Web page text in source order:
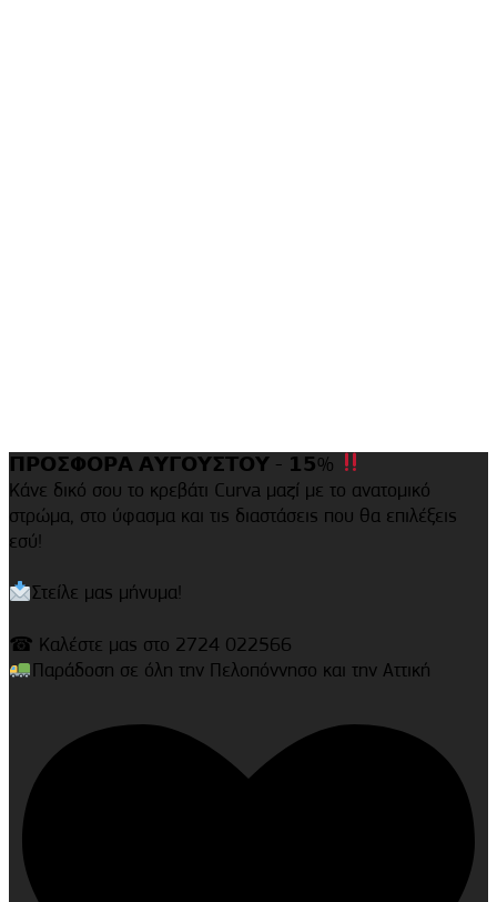
𝝥𝝦𝝤𝝨𝝫𝝤𝝦𝝖 𝝖𝝪𝝘𝝤𝝪𝝨𝝩𝝤𝝪 - 𝟭𝟱%
Κάνε δικό σου το κρεβάτι Curva μαζί με το ανατομικό
στρώμα, στο ύφασμα και τις διαστάσεις που θα επιλέξεις
εσύ!
Στείλε μας μήνυμα!
☎ Καλέστε μας στο 2724 022566
Παράδοση σε όλη την Πελοπόννησο και την Αττική